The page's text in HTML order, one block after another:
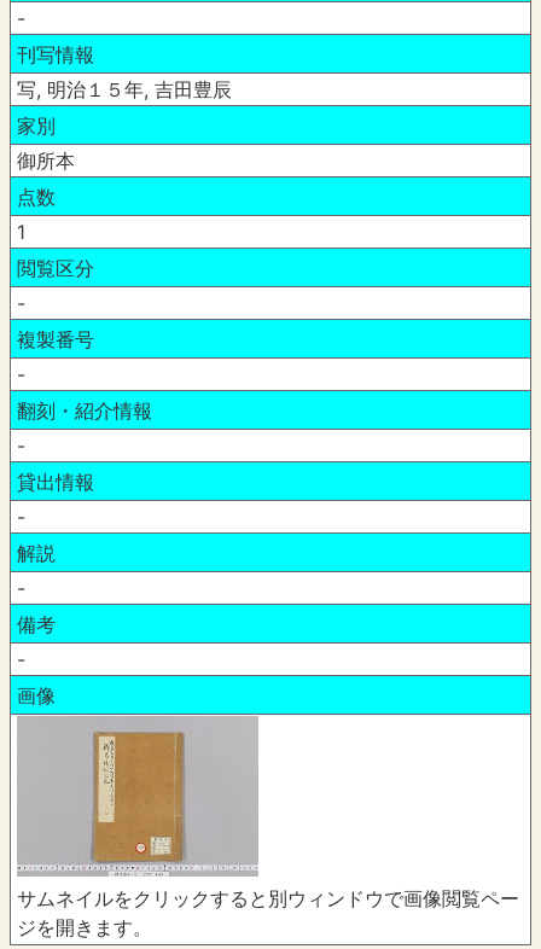
-
刊写情報
写, 明治１５年, 吉田豊辰
家別
御所本
点数
1
閲覧区分
-
複製番号
-
翻刻・紹介情報
-
貸出情報
-
解説
-
備考
-
画像
サムネイルをクリックすると別ウィンドウで画像閲覧ペー
ジを開きます。